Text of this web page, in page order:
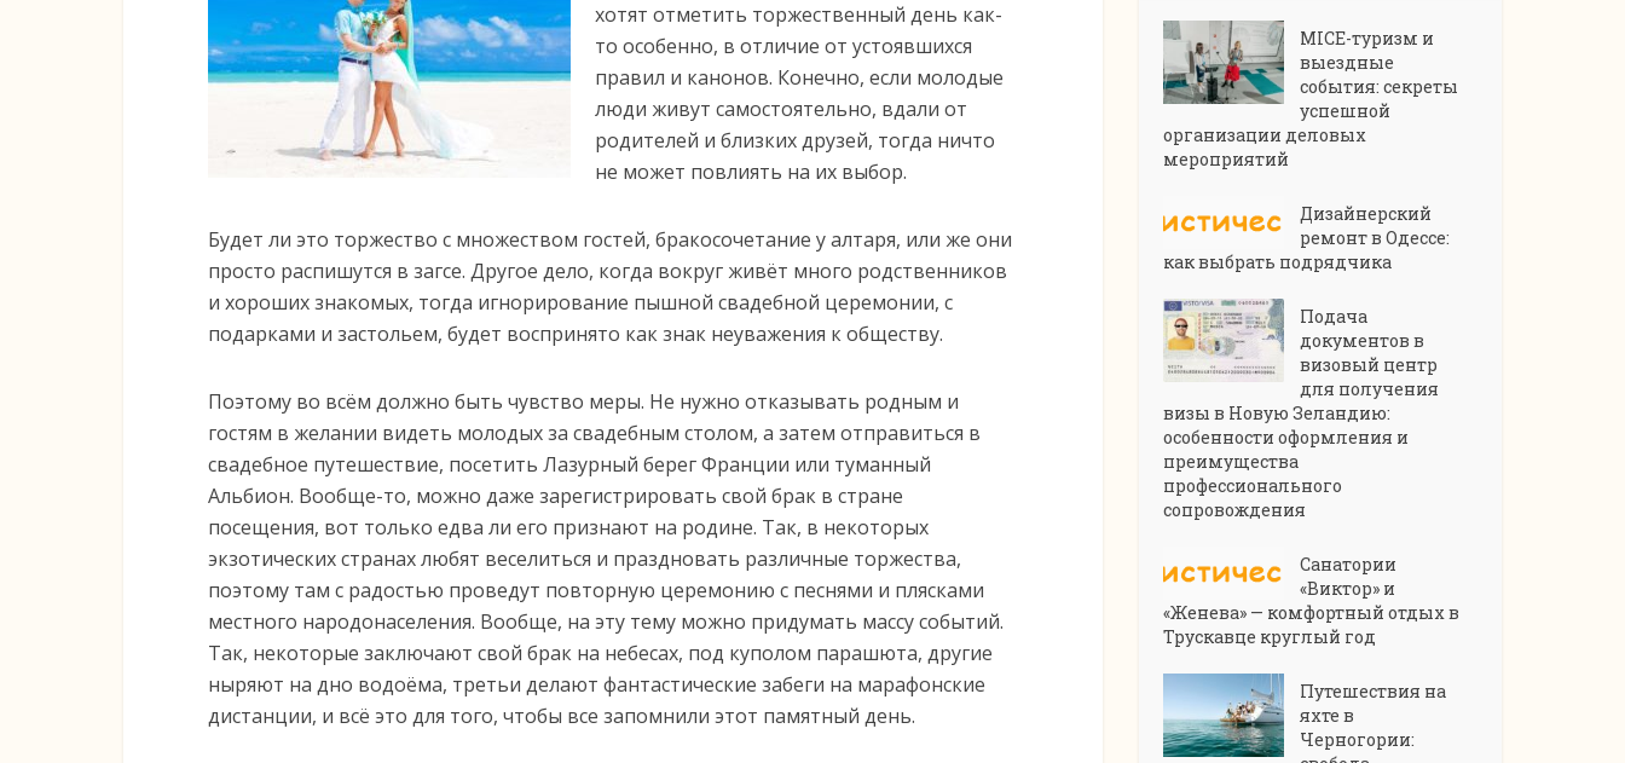
хотят отметить торжественный день как-
то особенно, в отличие от устоявшихся
правил и канонов. Конечно, если молодые
люди живут самостоятельно, вдали от
родителей и близких друзей, тогда ничто
не может повлиять на их выбор.
Будет ли это торжество с множеством гостей, бракосочетание у алтаря, или же они
просто распишутся в загсе. Другое дело, когда вокруг живёт много родственников
и хороших знакомых, тогда игнорирование пышной свадебной церемонии, с
подарками и застольем, будет воспринято как знак неуважения к обществу.
Поэтому во всём должно быть чувство меры. Не нужно отказывать родным и
гостям в желании видеть молодых за свадебным столом, а затем отправиться в
свадебное путешествие, посетить Лазурный берег Франции или туманный
Альбион. Вообще-то, можно даже зарегистрировать свой брак в стране
посещения, вот только едва ли его признают на родине. Так, в некоторых
экзотических странах любят веселиться и праздновать различные торжества,
поэтому там с радостью проведут повторную церемонию с песнями и плясками
местного народонаселения. Вообще, на эту тему можно придумать массу событий.
Так, некоторые заключают свой брак на небесах, под куполом парашюта, другие
ныряют на дно водоёма, третьи делают фантастические забеги на марафонские
дистанции, и всё это для того, чтобы все запомнили этот памятный день.
MICE-туризм и
выездные
события: секреты
успешной
организации деловых
мероприятий
Дизайнерский
ремонт в Одессе:
как выбрать подрядчика
Подача
документов в
визовый центр
для получения
визы в Новую Зеландию:
особенности оформления и
преимущества
профессионального
сопровождения
Санатории
«Виктор» и
«Женева» — комфортный отдых в
Трускавце круглый год
Путешествия на
яхте в
Черногории: